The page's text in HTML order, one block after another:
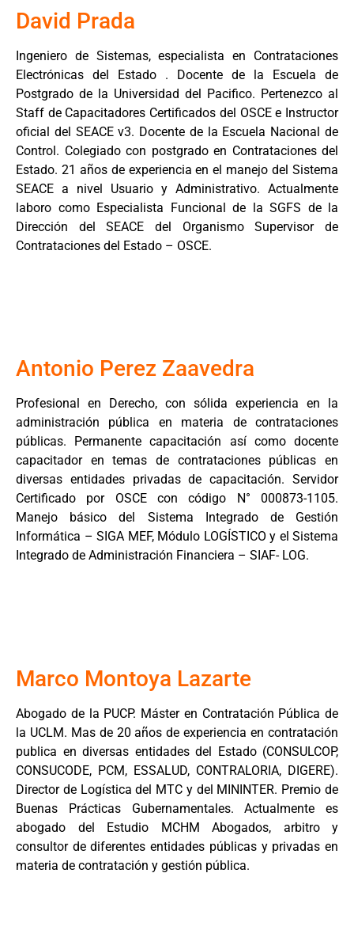
David Prada
Ingeniero de Sistemas, especialista en Contrataciones
Electrónicas del Estado . Docente de la Escuela de
Postgrado de la Universidad del Pacifico. Pertenezco al
Staff de Capacitadores Certificados del OSCE e Instructor
oficial del SEACE v3. Docente de la Escuela Nacional de
Control. Colegiado con postgrado en Contrataciones del
Estado. 21 años de experiencia en el manejo del Sistema
SEACE a nivel Usuario y Administrativo. Actualmente
laboro como Especialista Funcional de la SGFS de la
Dirección del SEACE del Organismo Supervisor de
Contrataciones del Estado – OSCE.
Antonio Perez Zaavedra
Profesional en Derecho, con sólida experiencia en la
administración pública en materia de contrataciones
públicas. Permanente capacitación así como docente
capacitador en temas de contrataciones públicas en
diversas entidades privadas de capacitación. Servidor
Certificado por OSCE con código N° 000873-1105.
Manejo básico del Sistema Integrado de Gestión
Informática – SIGA MEF, Módulo LOGÍSTICO y el Sistema
Integrado de Administración Financiera – SIAF- LOG.
Marco Montoya Lazarte
Abogado de la PUCP. Máster en Contratación Pública de
la UCLM. Mas de 20 años de experiencia en contratación
publica en diversas entidades del Estado (CONSULCOP,
CONSUCODE, PCM, ESSALUD, CONTRALORIA, DIGERE).
Director de Logística del MTC y del MININTER. Premio de
Buenas Prácticas Gubernamentales. Actualmente es
abogado del Estudio MCHM Abogados, arbitro y
consultor de diferentes entidades públicas y privadas en
materia de contratación y gestión pública.